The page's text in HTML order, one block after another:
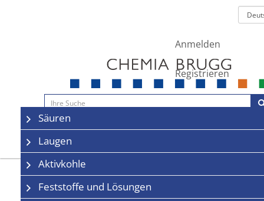
Anmelden
Registrieren
Navigation
Säuren
Laugen
Aktivkohle
Feststoffe und Lösungen